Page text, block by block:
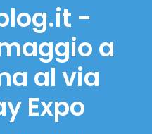
-
a
al via
Expo